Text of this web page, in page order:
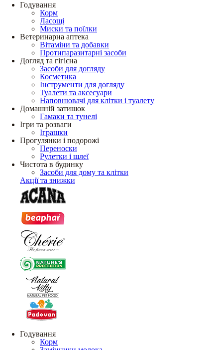
Годування
Корм
Ласощі
Миски та поїлки
Ветеринарна аптека
Вітаміни та добавки
Протипаразитарні засоби
Догляд та гігієна
Засоби для догляду
Косметика
Інструменти для догляду
Туалети та аксесуари
Наповнювачі для клітки і туалету
Домашній затишок
Гамаки та тунелі
Ігри та розваги
Іграшки
Прогулянки і подорожі
Переноски
Рулетки і шлеї
Чистота в будинку
Засоби для дому та клітки
Акції та знижки
Годування
Корм